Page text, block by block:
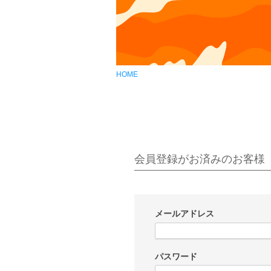
HOME
会員登録がお済みのお客様
メールアドレス
(
パスワード